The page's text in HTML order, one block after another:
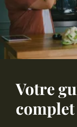
Votre
complet